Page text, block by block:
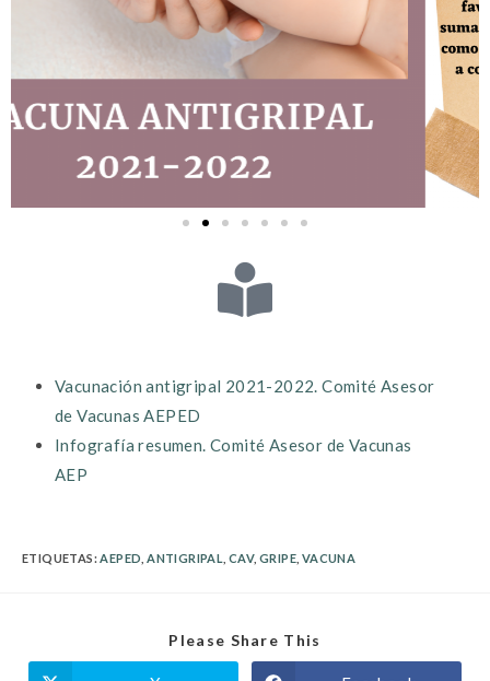
Vacunación antigripal 2021-2022. Comité Asesor
de Vacunas AEPED
Infografía resumen. Comité Asesor de Vacunas
AEP
ETIQUETAS:AEPED ANTIGRIPAL CAV, GRIPE VACUNA
Please Share This